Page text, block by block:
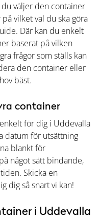
väljer den container
vilket val du ska göra
Där kan du enkelt
baserat på vilken
frågor som ställs kan
den container eller
bäst.
container
för dig i Uddevalla
datum för utsättning
blankt för
något sätt bindande,
Skicka en
dig så snart vi kan!
i Uddevalla